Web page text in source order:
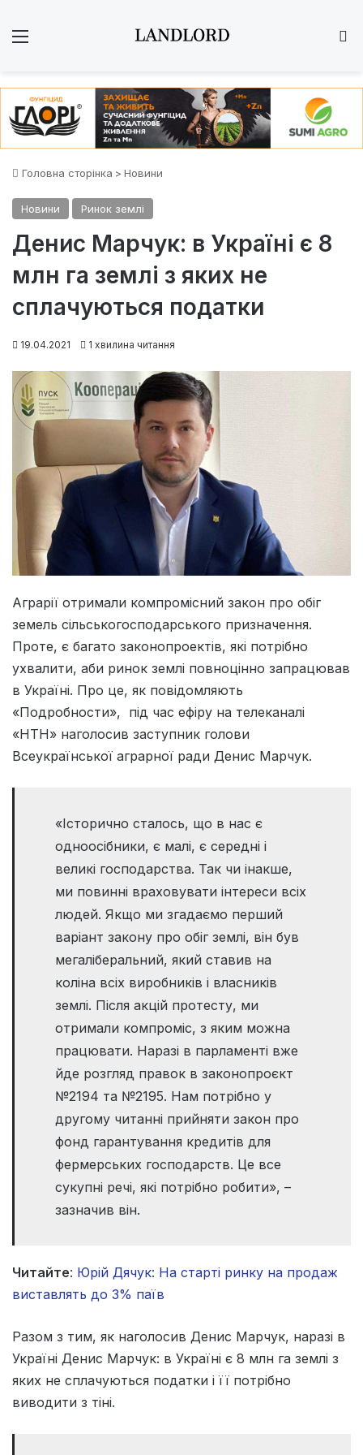
Головна сторінка > Новини
Новини Ринок землі
Денис Марчук: в Україні є 8
млн га землі з яких не
сплачуються податки
19.04.2021 1 хвилина читання
Аграрії отримали компромісний закон про обіг
земель сільськогосподарського призначення.
Проте, є багато законопроектів, які потрібно
ухвалити, аби ринок землі повноцінно запрацював
в Україні. Про це, як повідомляють
«Подробности», під час ефіру на телеканалі
«НТН» наголосив заступник голови
Всеукраїнської аграрної ради Денис Марчук.
«Історично сталось, що в нас є
одноосібники, є малі, є середні і
великі господарства. Так чи інакше,
ми повинні враховувати інтереси всіх
людей. Якщо ми згадаємо перший
варіант закону про обіг землі, він був
мегаліберальний, який ставив на
коліна всіх виробників і власників
землі. Після акцій протесту, ми
отримали компроміс, з яким можна
працювати. Наразі в парламенті вже
йде розгляд правок в законопроєкт
№2194 та №2195. Нам потрібно у
другому читанні прийняти закон про
фонд гарантування кредитів для
фермерських господарств. Це все
сукупні речі, які потрібно робити», –
зазначив він.
Читайте: Юрій Дячук: На старті ринку на продаж
виставлять до 3% паїв
Разом з тим, як наголосив Денис Марчук, наразі в
Україні Денис Марчук: в Україні є 8 млн га землі з
яких не сплачуються податки і її потрібно
виводити з тіні.